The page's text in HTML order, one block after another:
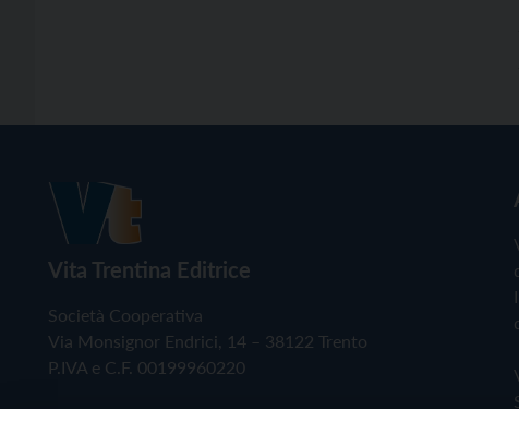
Vita Trentina Editrice
Società Cooperativa
Via Monsignor Endrici, 14 – 38122 Trento
P.IVA e C.F. 00199960220